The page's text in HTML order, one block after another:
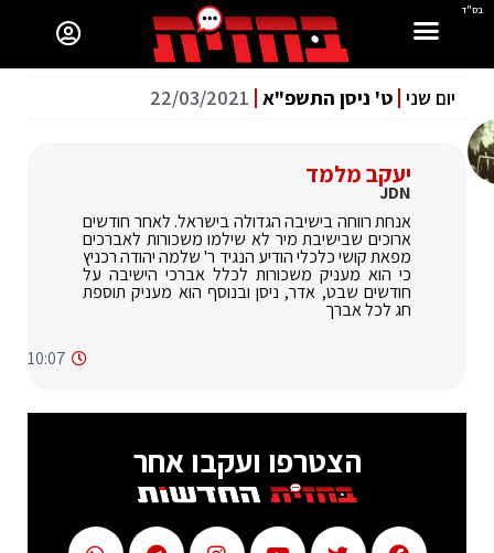
בס"ד
יום שני ט' ניסן התשפ"א 22/03/2021
יעקב מלמד
JDN
אנחת רווחה בישיבה הגדולה בישראל. לאחר חודשים
ארוכים שבישיבת מיר לא שילמו משכורות לאברכים
מפאת קושי כלכלי הודיע הנגיד ר' שלמה יהודה רכניץ
כי הוא מעניק משכורות לכלל אברכי הישיבה על
חודשים שבט, אדר, ניסן ובנוסף הוא מעניק תוספת
חג לכל אברך
10:07
הצטרפו ועקבו אחר